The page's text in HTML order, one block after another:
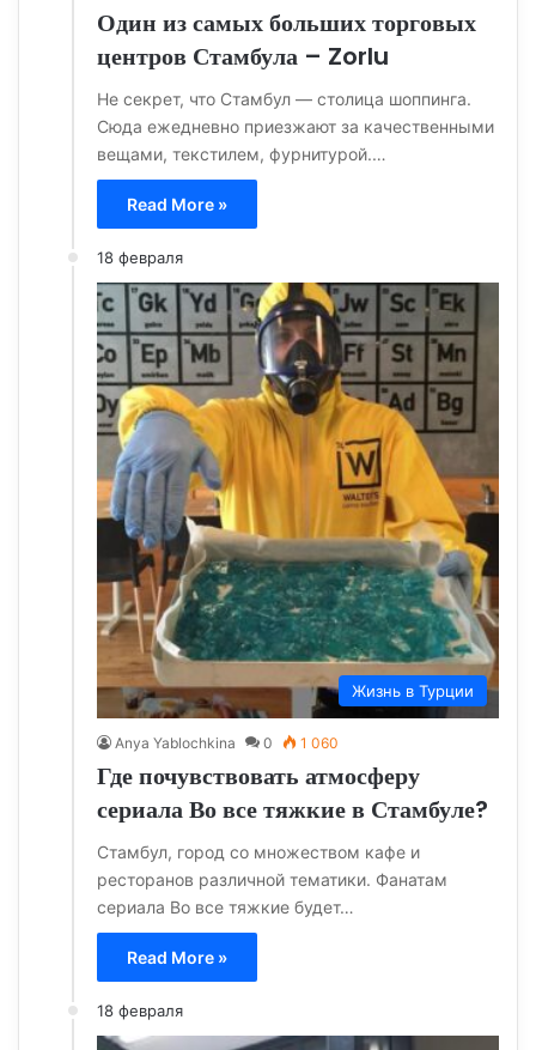
Один из самых больших торговых
центров Стамбула – Zorlu
Не секрет, что Стамбул — cтолица шоппинга.
Сюда ежедневно приезжают за качественными
вещами, текстилем, фурнитурой.…
Read More »
18 февраля
Жизнь в Турции
Anya Yablochkina 0 1 060
Где почувствовать атмосферу
сериала Во все тяжкие в Стамбуле?
Стамбул, город со множеством кафе и
ресторанов различной тематики. Фанатам
сериала Во все тяжкие будет…
Read More »
18 февраля